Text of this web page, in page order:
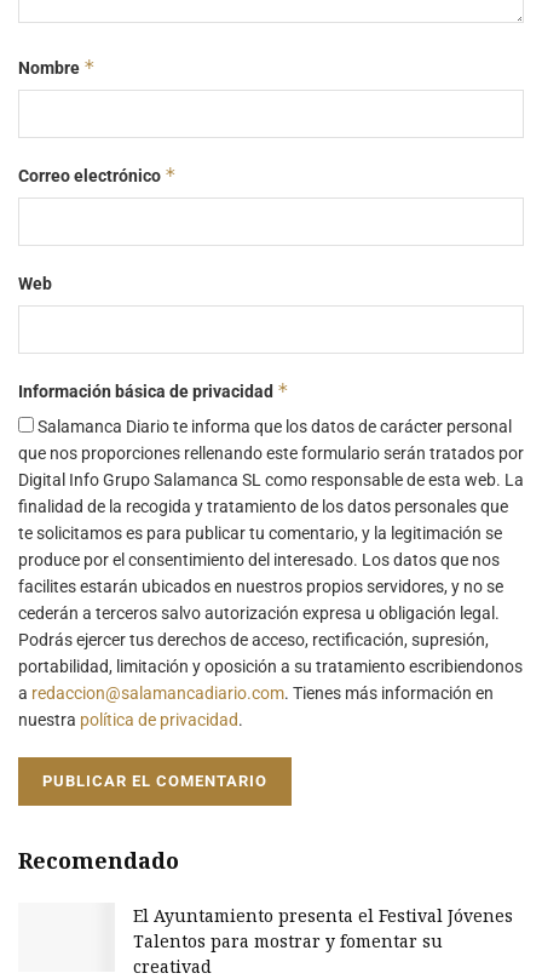
Nombre *
Correo electrónico *
Web
Información básica de privacidad *
Salamanca Diario te informa que los datos de carácter personal
que nos proporciones rellenando este formulario serán tratados por
Digital Info Grupo Salamanca SL como responsable de esta web. La
finalidad de la recogida y tratamiento de los datos personales que
te solicitamos es para publicar tu comentario, y la legitimación se
produce por el consentimiento del interesado. Los datos que nos
facilites estarán ubicados en nuestros propios servidores, y no se
cederán a terceros salvo autorización expresa u obligación legal.
Podrás ejercer tus derechos de acceso, rectificación, supresión,
portabilidad, limitación y oposición a su tratamiento escribiendonos
a redaccion@salamancadiario.com. Tienes más información en
nuestra política de privacidad.
Recomendado
El Ayuntamiento presenta el Festival Jóvenes
Talentos para mostrar y fomentar su
creativad